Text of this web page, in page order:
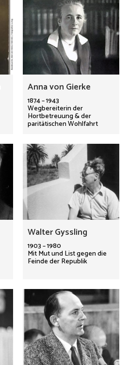
Anna von Gierke
1874 – 1943
Wegbereiterin der
Hortbetreuung & der
paritätischen Wohlfahrt
Walter Gyssling
1903 – 1980
Mit Mut und List gegen die
Feinde der Republik